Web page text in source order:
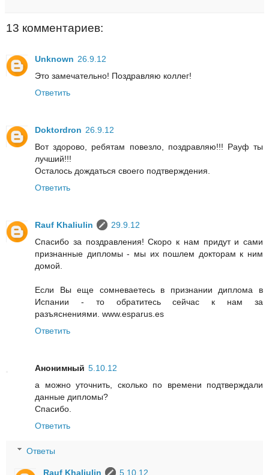
13 комментариев:
Unknown 26.9.12
Это замечательно! Поздравляю коллег!
Ответить
Doktordron 26.9.12
Вот здорово, ребятам повезло, поздравляю!!! Рауф ты
лучший!!!
Осталось дождаться своего подтверждения.
Ответить
Rauf Khaliulin
29.9.12
Спасибо за поздравления! Скоро к нам придут и сами
признанные дипломы - мы их пошлем докторам к ним
домой.
Если Вы еще сомневаетесь в признании диплома в
Испании - то обратитесь сейчас к нам за
разъяснениями. www.esparus.es
Ответить
Анонимный 5.10.12
а можно уточнить, сколько по времени подтверждали
данные дипломы?
Спасибо.
Ответить
Ответы
Rauf Khaliulin 5.10.12